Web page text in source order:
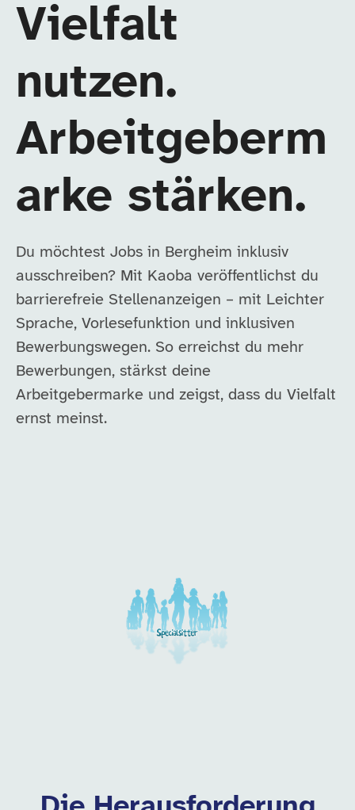
Vielfalt
nutzen.
Arbeitgeberm
arke stärken.
Du möchtest Jobs in Bergheim inklusiv
ausschreiben? Mit Kaoba veröffentlichst du
barrierefreie Stellenanzeigen – mit Leichter
Sprache, Vorlesefunktion und inklusiven
Bewerbungswegen. So erreichst du mehr
Bewerbungen, stärkst deine
Arbeitgebermarke und zeigst, dass du Vielfalt
ernst meinst.
Unsere Arbeitgeber in